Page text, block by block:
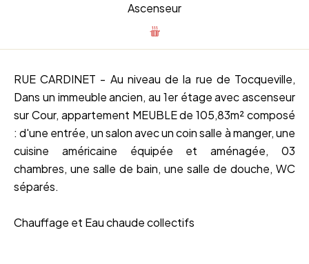
Ascenseur
RUE CARDINET - Au niveau de la rue de Tocqueville,
Dans un immeuble ancien, au 1er étage avec ascenseur
sur Cour, appartement MEUBLE de 105,83m² composé
: d'une entrée, un salon avec un coin salle à manger, une
cuisine américaine équipée et aménagée, 03
chambres, une salle de bain, une salle de douche, WC
séparés.
Chauffage et Eau chaude collectifs